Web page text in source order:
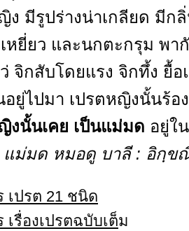
ง มีรูปร่างน่าเกลียด มีก
เหยี่ยว และนกตะกรุม พา
จิกสับโดยแรง จิกทึ้ง ยื้อ
ยู่ไปมา เปรตหญิงนั้นร้อ
งนั้นเคย เป็นแม่มด อยู่ใ
ม่มด หมอดู บาลี : อิกฺข
เปรต 21 ชนิด
เรื่องเปรตฉบับเต็ม